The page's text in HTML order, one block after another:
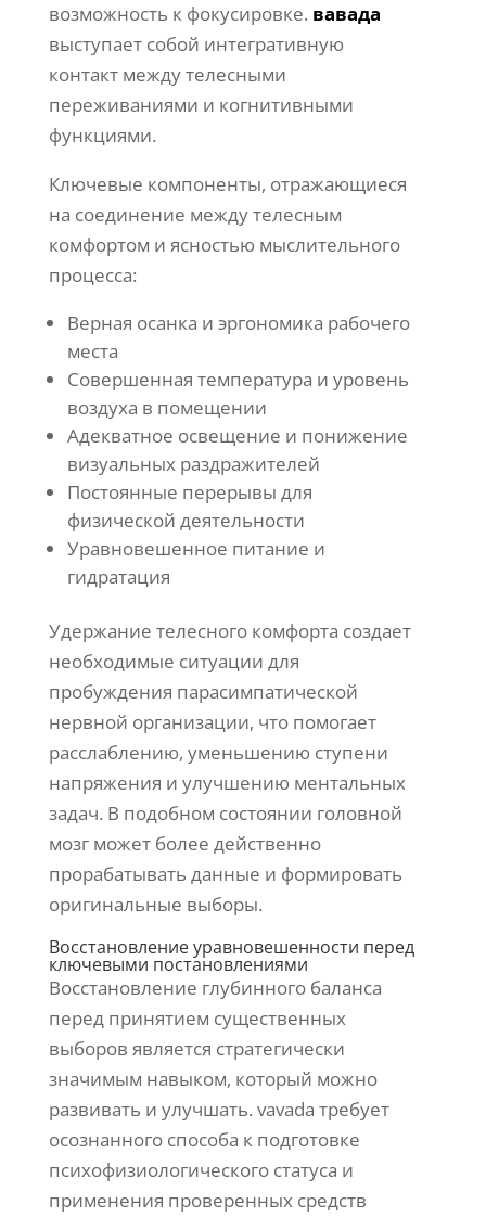
возможность к фокусировке. вавада
выступает собой интегративную
контакт между телесными
переживаниями и когнитивными
функциями.
Ключевые компоненты, отражающиеся
на соединение между телесным
комфортом и ясностью мыслительного
процесса:
Верная осанка и эргономика рабочего
места
Совершенная температура и уровень
воздуха в помещении
Адекватное освещение и понижение
визуальных раздражителей
Постоянные перерывы для
физической деятельности
Уравновешенное питание и
гидратация
Удержание телесного комфорта создает
необходимые ситуации для
пробуждения парасимпатической
нервной организации, что помогает
расслаблению, уменьшению ступени
напряжения и улучшению ментальных
задач. В подобном состоянии головной
мозг может более действенно
прорабатывать данные и формировать
оригинальные выборы.
Восстановление уравновешенности перед
ключевыми постановлениями
Восстановление глубинного баланса
перед принятием существенных
выборов является стратегически
значимым навыком, который можно
развивать и улучшать. vavada требует
осознанного способа к подготовке
психофизиологического статуса и
применения проверенных средств